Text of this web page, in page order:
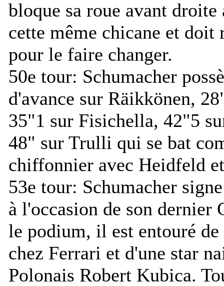
bloque sa roue avant droite
cette même chicane et doit
pour le faire changer.
50e tour: Schumacher
d'avance sur Räikkönen,
35"1 sur Fisichella, 42"5
48" sur Trulli qui se bat
chiffonnier avec Heidfeld
53e tour: Schumacher
à l'occasion de son dernier
le podium, il est entouré de
chez Ferrari et d'une star
Polonais Robert Kubica.